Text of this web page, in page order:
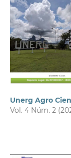
Unerg Agro
Vol. 4 Núm. 2